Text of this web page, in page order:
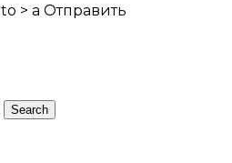
to > a Отправить
Search